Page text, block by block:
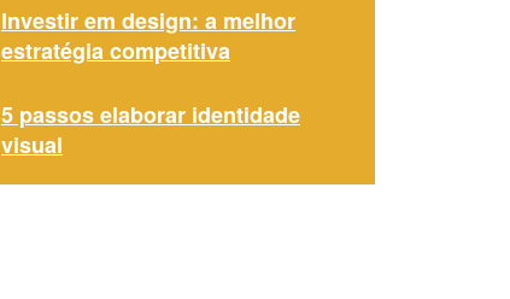
Investir em design: a melhor
estratégia competitiva
5 passos elaborar identidade
visual